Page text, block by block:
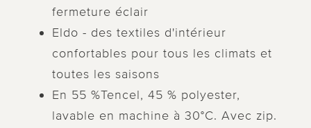
fermeture éclair
Eldo - des textiles d'intérieur
confortables pour tous les climats et
toutes les saisons
En 55 %Tencel, 45 % polyester,
lavable en machine à 30°C. Avec zip.